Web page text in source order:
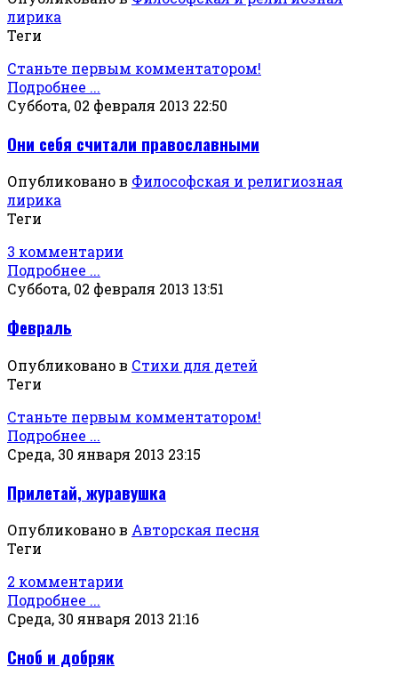
лирика
Теги
Станьте первым комментатором!
Подробнее ...
Суббота, 02 февраля 2013 22:50
Они себя считали православными
Опубликовано в Философская и религиозная
лирика
Теги
3 комментарии
Подробнее ...
Суббота, 02 февраля 2013 13:51
Февраль
Опубликовано в Стихи для детей
Теги
Станьте первым комментатором!
Подробнее ...
Среда, 30 января 2013 23:15
Прилетай, журавушка
Опубликовано в Авторская песня
Теги
2 комментарии
Подробнее ...
Среда, 30 января 2013 21:16
Сноб и добряк